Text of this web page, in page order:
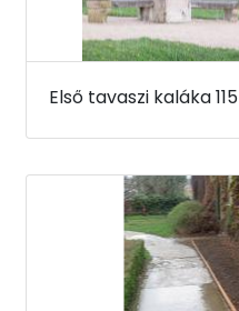
Első tavaszi kaláka 115